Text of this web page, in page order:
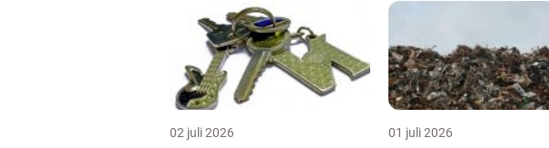
02 juli 2026 01 juli 2026